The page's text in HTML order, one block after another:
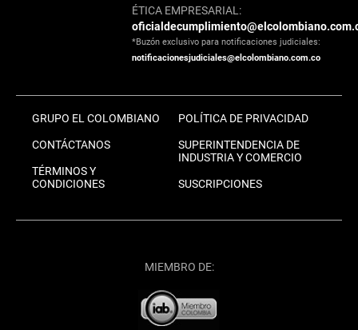
ÉTICA EMPRESARIAL:
*Buzón exclusivo para notificaciones judiciales:
notificacionesjudiciales@elcolombiano.com.co
GRUPO EL COLOMBIANO
CONTÁCTANOS
TÉRMINOS Y
CONDICIONES
POLÍTICA DE PRIVACIDAD
SUPERINTENDENCIA DE
INDUSTRIA Y COMERCIO
SUSCRIPCIONES
MIEMBRO DE: